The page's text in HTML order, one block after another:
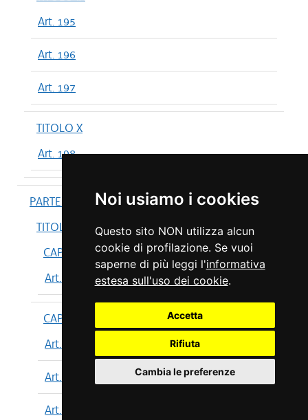
Noi usiamo i cookies
Questo sito NON utilizza alcun
cookie di profilazione. Se vuoi
saperne di più leggi l'informativa
estesa sull'uso dei cookie.
Accetta
Rifiuta
Cambia le preferenze
Art. 195
Art. 196
Art. 197
TITOLO X
Art. 198
PARTE IV
TITOLO I
CAPO I
Art. 199
CAPO II
Art. 200
Art. 201
Art. 202